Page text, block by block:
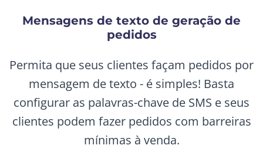
Mensagens de texto de geração de
pedidos
Permita que seus clientes façam pedidos por
mensagem de texto - é simples! Basta
configurar as palavras-chave de SMS e seus
clientes podem fazer pedidos com barreiras
mínimas à venda.